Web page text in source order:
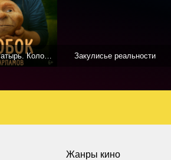
Последний богатырь. Колобок Закулисье реальности
Жанры кино